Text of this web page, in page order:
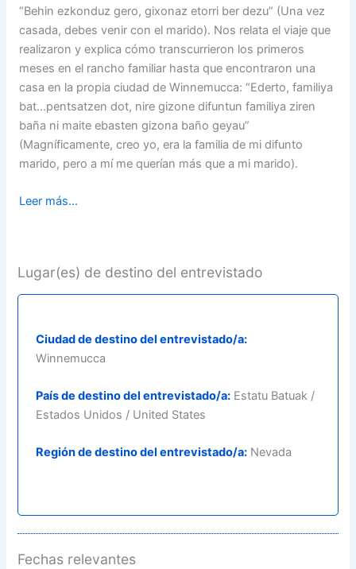
“Behin ezkonduz gero, gixonaz etorri ber dezu” (Una vez
casada, debes venir con el marido). Nos relata el viaje que
realizaron y explica cómo transcurrieron los primeros
meses en el rancho familiar hasta que encontraron una
casa en la propia ciudad de Winnemucca: “Ederto, familiya
bat…pentsatzen dot, nire gizone difuntun familiya ziren
baña ni maite ebasten gizona baño geyau”
(Magníficamente, creo yo, era la familia de mi difunto
marido, pero a mí me querían más que a mi marido).
Leer más...
Lugar(es) de destino del entrevistado
Ciudad de destino del entrevistado/a:
Winnemucca
País de destino del entrevistado/a: Estatu Batuak /
Estados Unidos / United States
Región de destino del entrevistado/a: Nevada
Fechas relevantes